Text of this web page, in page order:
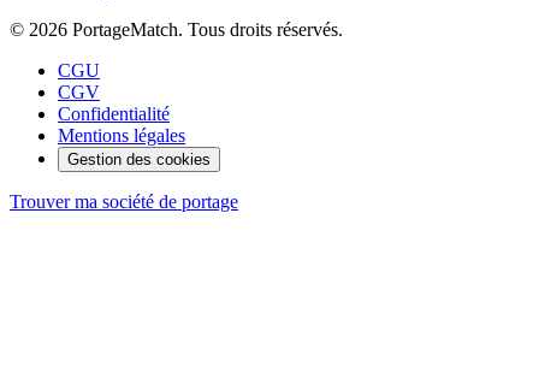
© 2026 PortageMatch. Tous droits réservés.
CGU
CGV
Confidentialité
Mentions légales
Gestion des cookies
Trouver ma société de portage